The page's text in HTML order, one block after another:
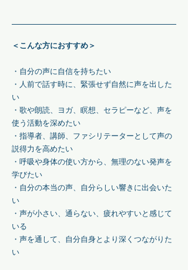
＜こんな方におすすめ＞
・自分の声に自信を持ちたい
・人前で話す時に、緊張せず自然に声を出した
い
・歌や朗読、ヨガ、瞑想、セラピーなど、声を
使う活動を深めたい
・指導者、講師、ファシリテーターとして声の
説得力を高めたい
・呼吸や身体の使い方から、無理のない発声を
学びたい
・自分の本当の声、自分らしい響きに出会いた
い
・声が小さい、通らない、疲れやすいと感じて
いる
・声を通して、自分自身とより深くつながりた
い